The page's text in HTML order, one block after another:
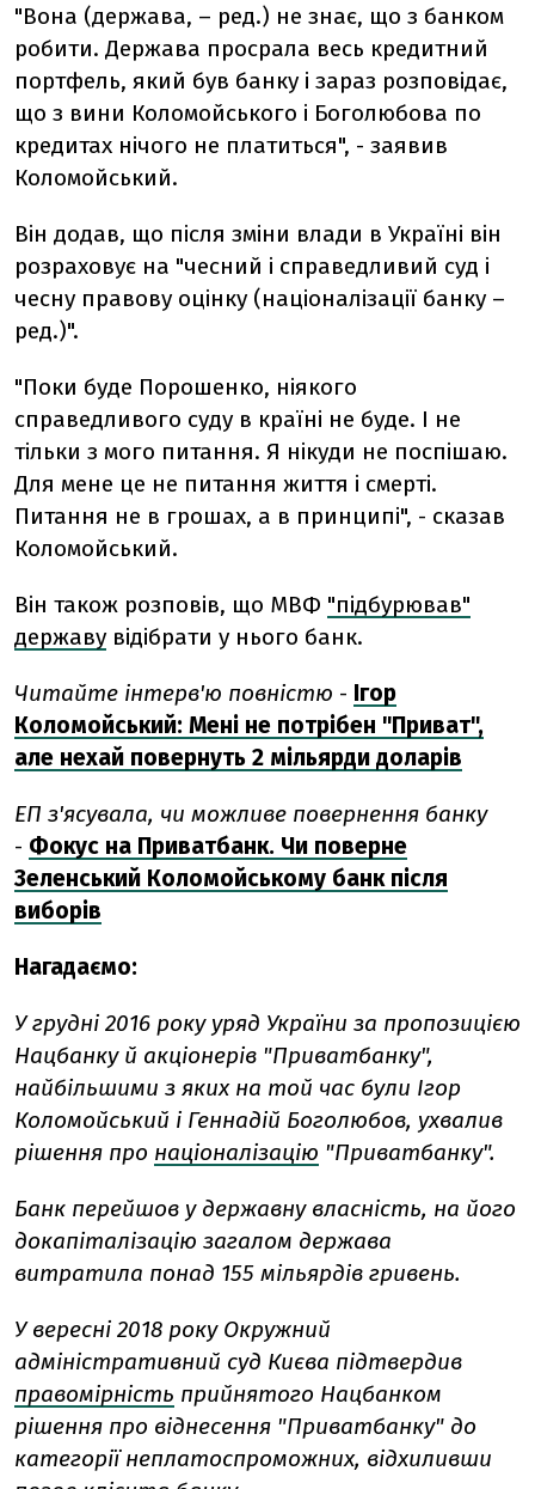
"Вона (держава, – ред.) не знає, що з банком
робити. Держава просрала весь кредитний
портфель, який був банку і зараз розповідає,
що з вини Коломойського і Боголюбова по
кредитах нічого не платиться", - заявив
Коломойський.
Він додав, що після зміни влади в Україні він
розраховує на "чесний і справедливий суд і
чесну правову оцінку (націоналізації банку –
ред.)".
"Поки буде Порошенко, ніякого
справедливого суду в країні не буде. І не
тільки з мого питання. Я нікуди не поспішаю.
Для мене це не питання життя і смерті.
Питання не в грошах, а в принципі", - сказав
Коломойський.
Він також розповів, що МВФ "підбурював"
державу відібрати у нього банк.
Читайте інтерв'ю повністю - Ігор
Коломойський: Мені не потрібен "Приват",
але нехай повернуть 2 мільярди доларів
ЕП з'ясувала, чи можливе повернення банку
- Фокус на Приватбанк. Чи поверне
Зеленський Коломойському банк після
виборів
Нагадаємо:
У грудні 2016 року уряд України за пропозицією
Нацбанку й акціонерів "Приватбанку",
найбільшими з яких на той час були Ігор
Коломойський і Геннадій Боголюбов, ухвалив
рішення про націоналізацію "Приватбанку".
Банк перейшов у державну власність, на його
докапіталізацію загалом держава
витратила понад 155 мільярдів гривень.
У вересні 2018 року Окружний
адміністративний суд Києва підтвердив
правомірність прийнятого Нацбанком
рішення про віднесення "Приватбанку" до
категорії неплатоспроможних, відхиливши